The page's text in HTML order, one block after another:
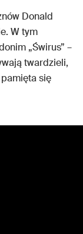
Donald
W tym
„Świrus” –
twardzieli,
się